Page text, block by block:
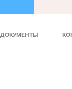
ДОКУМЕНТЫ